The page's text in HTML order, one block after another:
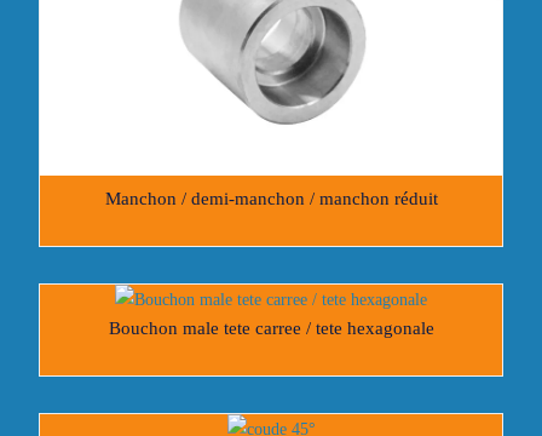
Manchon / demi-manchon / manchon réduit
Bouchon male tete carree / tete hexagonale